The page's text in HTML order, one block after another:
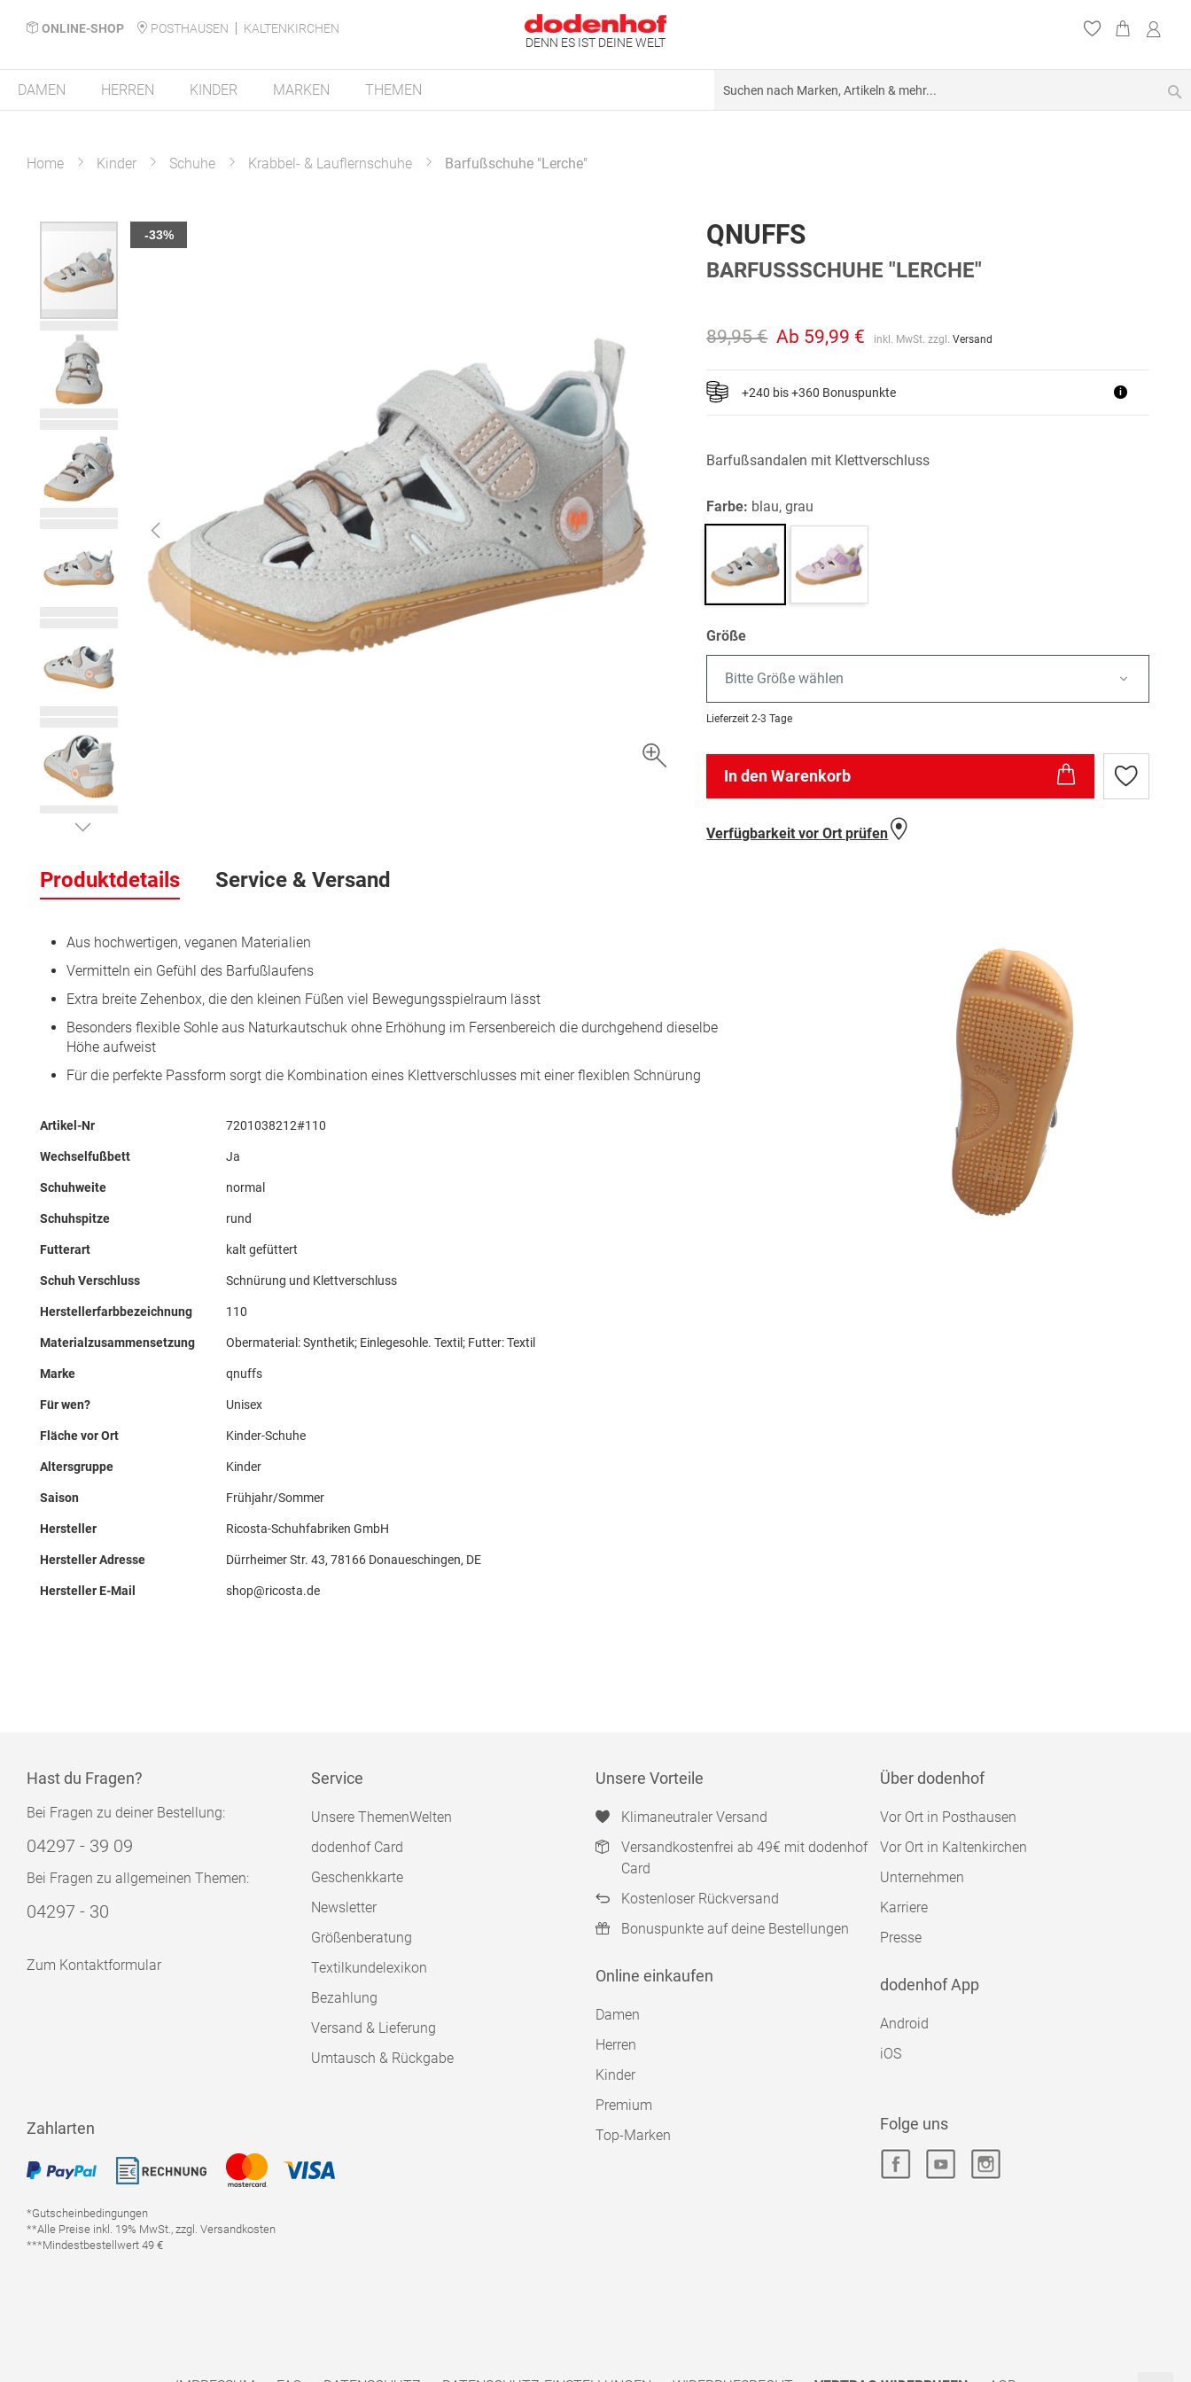
ONLINE-SHOP POSTHAUSEN
KALTENKIRCHEN
DENN ES IST DEINE WELT
DAMEN HERREN KINDER MARKEN THEMEN
Home Kinder Schuhe Krabbel- & Lauflernschuhe Barfußschuhe "Lerche"
Zum
Bildergalerie
-33%
der
Bildergalerie
QNUFFS
BARFUSSSCHUHE "LERCHE"
89,95 € Ab 59,99 € inkl. MwSt. zzgl.Versand
+240 bis +360 Bonuspunkte i
Barfußsandalen mit Klettverschluss
Farbe: blau, grau
Größe
Bitte Größe wählen
Lieferzeit 2-3 Tage
In den Warenkorb
Zur
Wunschliste
Verfügbarkeit vor Ort prüfen
Produktdetails
Aus hochwertigen, veganen Materialien
Vermitteln ein Gefühl des Barfußlaufens
Extra breite Zehenbox, die den kleinen Füßen viel Bewegungsspielraum lässt
Besonders flexible Sohle aus Naturkautschuk ohne Erhöhung im Fersenbereich die durchgehend dieselbe
Höhe aufweist
Für die perfekte Passform sorgt die Kombination eines Klettverschlusses mit einer flexiblen Schnürung
Mehr
Artikel-Nr 7201038212#110
Wechselfußbett Ja
Schuhweite normal
Schuhspitze rund
Futterart kalt gefüttert
Schuh Verschluss Schnürung und Klettverschluss
Herstellerfarbbezeichnung 110
Materialzusammensetzung Obermaterial: Synthetik; Einlegesohle. Textil; Futter: Textil
Marke qnuffs
Für wen? Unisex
Fläche vor Ort Kinder-Schuhe
Altersgruppe Kinder
Saison Frühjahr/Sommer
Hersteller Ricosta-Schuhfabriken GmbH
Hersteller Adresse Dürrheimer Str. 43, 78166 Donaueschingen, DE
Hersteller E-Mail shop@ricosta.de
Service & Versand
Hast du Fragen?
Bei Fragen zu deiner Bestellung:
04297 - 39 09
Bei Fragen zu allgemeinen Themen:
04297 - 30
Zum Kontaktformular
Service
Unsere ThemenWelten
dodenhof Card
Geschenkkarte
Newsletter
Größenberatung
Textilkundelexikon
Bezahlung
Versand & Lieferung
Umtausch & Rückgabe
Unsere Vorteile
Klimaneutraler Versand
Versandkostenfrei ab 49€ mit dodenhof
Card
Kostenloser Rückversand
Bonuspunkte auf deine Bestellungen
Online einkaufen
Damen
Herren
Kinder
Premium
Top-Marken
Über dodenhof
Vor Ort in Posthausen
Vor Ort in Kaltenkirchen
Unternehmen
Karriere
Presse
dodenhof App
Android
iOS
Zahlarten
*Gutscheinbedingungen
**Alle Preise inkl. 19% MwSt., zzgl. Versandkosten
***Mindestbestellwert 49 €
Folge uns